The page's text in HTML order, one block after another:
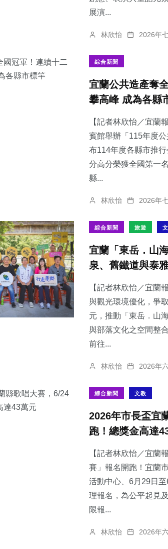
展演...
林欣怡 2026年
綜合新聞
宜蘭公共造產奪
攀高峰 成為各縣
【記者林欣怡／宜蘭
賓館舉辦「115年度
布114年度各縣市推
分高分榮獲全國第一
縣...
林欣怡 2026年
綜合新聞 旅遊
宜蘭「東岳．山
泉、舊鐵道與泰
【記者林欣怡／宜蘭
與觀光環境優化，爭
元，推動「東岳．山
與部落文化之空間整
前往...
林欣怡 2026年
綜合新聞 文教
2026年市長盃宜
跑！總獎金高達
【記者林欣怡／宜蘭
賽」報名開跑！宜蘭
活動中心、6月29日
理報名，為公平起見
限報...
林欣怡 2026年
42